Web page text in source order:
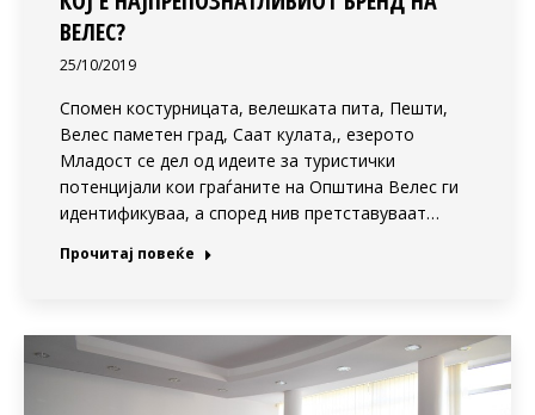
ВЕЛЕС?
25/10/2019
Спомен костурницата, велешката пита, Пешти,
Велес паметен град, Саат кулата,, езерото
Младост се дел од идеите за туристички
потенцијали кои граѓаните на Општина Велес ги
идентификуваа, а според нив претставуваат…
Прочитај повеќе